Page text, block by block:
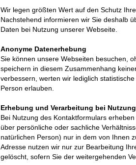
Wir legen größten Wert auf den Schutz
Nachstehend informieren wir Sie deshalb
Daten bei Nutzung unserer Webseite.
Anonyme Datenerhebung
Sie können unsere Webseiten besuchen,
speichern in diesem Zusammenhang
verbessern, werten wir lediglich
Person erlauben.
Erhebung und Verarbeitung bei
Bei Nutzung des Kontaktformulars
über persönliche oder sachliche
natürlichen Person) nur in dem von Ihnen
Adresse nutzen wir nur zur Bearbeitung
gelöscht, sofern Sie der weitergehenden